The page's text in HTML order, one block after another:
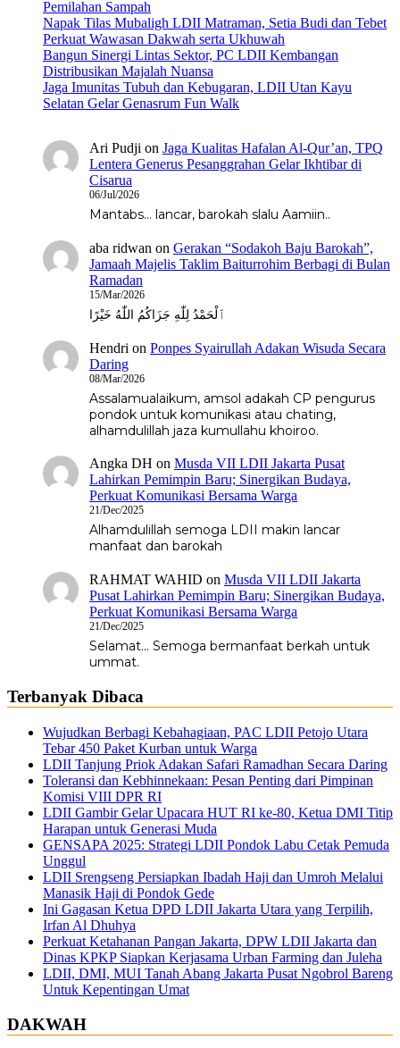
Pemilahan Sampah
Napak Tilas Mubaligh LDII Matraman, Setia Budi dan Tebet
Perkuat Wawasan Dakwah serta Ukhuwah
Bangun Sinergi Lintas Sektor, PC LDII Kembangan
Distribusikan Majalah Nuansa
Jaga Imunitas Tubuh dan Kebugaran, LDII Utan Kayu
Selatan Gelar Genasrum Fun Walk
Ari Pudji on Jaga Kualitas Hafalan Al-Qur’an, TPQ
Lentera Generus Pesanggrahan Gelar Ikhtibar di
Cisarua
06/Jul/2026
Mantabs... lancar, barokah slalu Aamiin..
aba ridwan on Gerakan “Sodakoh Baju Barokah”,
Jamaah Majelis Taklim Baiturrohim Berbagi di Bulan
Ramadan
15/Mar/2026
ٱلْحَمْدُ لِلّٰهِ جَزَاكُمُ اللّٰهُ خَيْرًا
Hendri on Ponpes Syairullah Adakan Wisuda Secara
Daring
08/Mar/2026
Assalamualaikum, amsol adakah CP pengurus
pondok untuk komunikasi atau chating,
alhamdulillah jaza kumullahu khoiroo.
Angka DH on Musda VII LDII Jakarta Pusat
Lahirkan Pemimpin Baru; Sinergikan Budaya,
Perkuat Komunikasi Bersama Warga
21/Dec/2025
Alhamdulillah semoga LDII makin lancar
manfaat dan barokah
RAHMAT WAHID on Musda VII LDII Jakarta
Pusat Lahirkan Pemimpin Baru; Sinergikan Budaya,
Perkuat Komunikasi Bersama Warga
21/Dec/2025
Selamat... Semoga bermanfaat berkah untuk
ummat.
Terbanyak Dibaca
Wujudkan Berbagi Kebahagiaan, PAC LDII Petojo Utara
Tebar 450 Paket Kurban untuk Warga
LDII Tanjung Priok Adakan Safari Ramadhan Secara Daring
Toleransi dan Kebhinnekaan: Pesan Penting dari Pimpinan
Komisi VIII DPR RI
LDII Gambir Gelar Upacara HUT RI ke-80, Ketua DMI Titip
Harapan untuk Generasi Muda
GENSAPA 2025: Strategi LDII Pondok Labu Cetak Pemuda
Unggul
LDII Srengseng Persiapkan Ibadah Haji dan Umroh Melalui
Manasik Haji di Pondok Gede
Ini Gagasan Ketua DPD LDII Jakarta Utara yang Terpilih,
Irfan Al Dhuhya
Perkuat Ketahanan Pangan Jakarta, DPW LDII Jakarta dan
Dinas KPKP Siapkan Kerjasama Urban Farming dan Juleha
LDII, DMI, MUI Tanah Abang Jakarta Pusat Ngobrol Bareng
Untuk Kepentingan Umat
DAKWAH